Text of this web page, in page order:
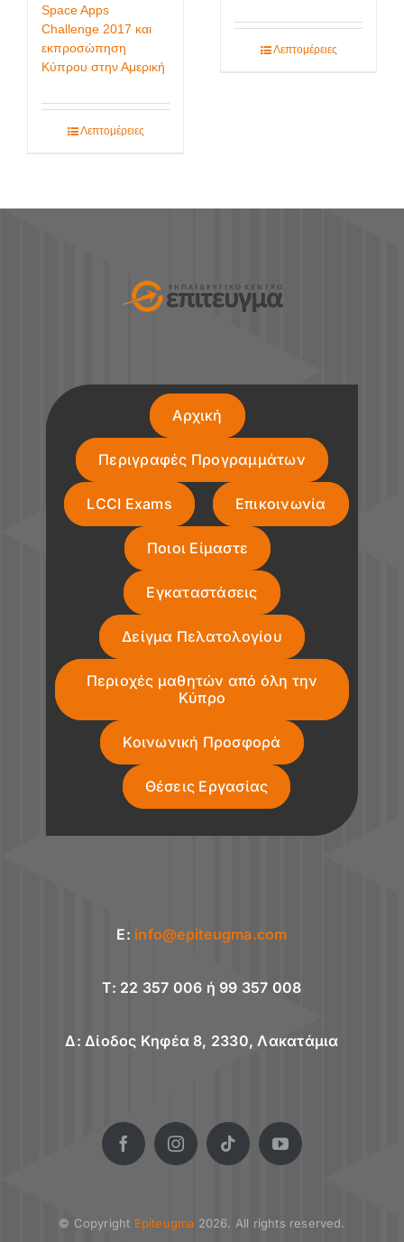
Space Apps
Challenge 2017 και
εκπροσώπηση
Κύπρου στην Αμερική
Λεπτομέρειες
Λεπτομέρειες
Αρχική
Περιγραφές Προγραμμάτων
LCCI Exams Επικοινωνία
Ποιοι Είμαστε
Εγκαταστάσεις
Δείγμα Πελατολογίου
Περιοχές μαθητών από όλη την
Κύπρο
Κοινωνική Προσφορά
Θέσεις Εργασίας
E: info@epiteugma.com
T: 22 357 006 ή 99 357 008
Δ: Δίοδος Κηφέα 8, 2330, Λακατάμια
© Copyright Epiteugma 2026. All rights reserved.